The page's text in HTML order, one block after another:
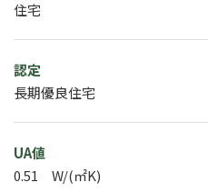
住宅
認定
長期優良住宅
UA値
0.51 W/(㎡K)